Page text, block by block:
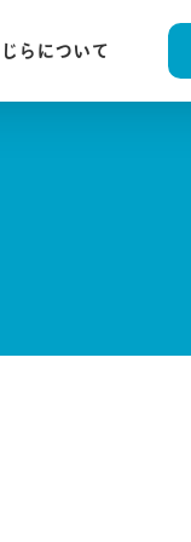
らについて